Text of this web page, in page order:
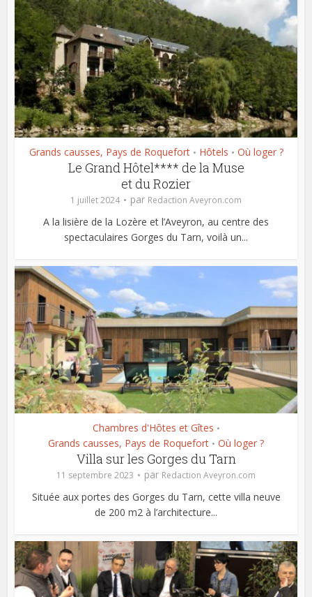
Grands causses, Pays de Roquefort • Hôtels • Où loger ?
Le Grand Hôtel**** de la Muse
et du Rozier
1 juillet 2024 par Redaction Aveyron.com
A la lisière de la Lozère et l’Aveyron, au centre des
spectaculaires Gorges du Tarn, voilà un...
Chambres d'Hôtes et Gîtes •
Grands causses, Pays de Roquefort • Où loger ?
Villa sur les Gorges du Tarn
11 septembre 2023 par Redaction Aveyron.com
Située aux portes des Gorges du Tarn, cette villa neuve
de 200 m2 à l’architecture...